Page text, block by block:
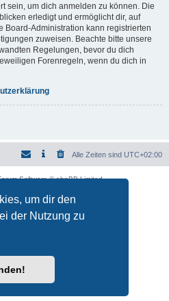
um dir den
der Nutzung zu
sein, um dich anmelden zu können. Die
erledigt und ermöglicht dir, auf
Board-Administration kann registrierten
zuweisen. Beachte bitte unsere
Regelungen, bevor du dich
Forenregeln, wenn du dich in
Alle Zeiten sind UTC+02:00
Software © phpBB Limited
Nutzungsbedingungen